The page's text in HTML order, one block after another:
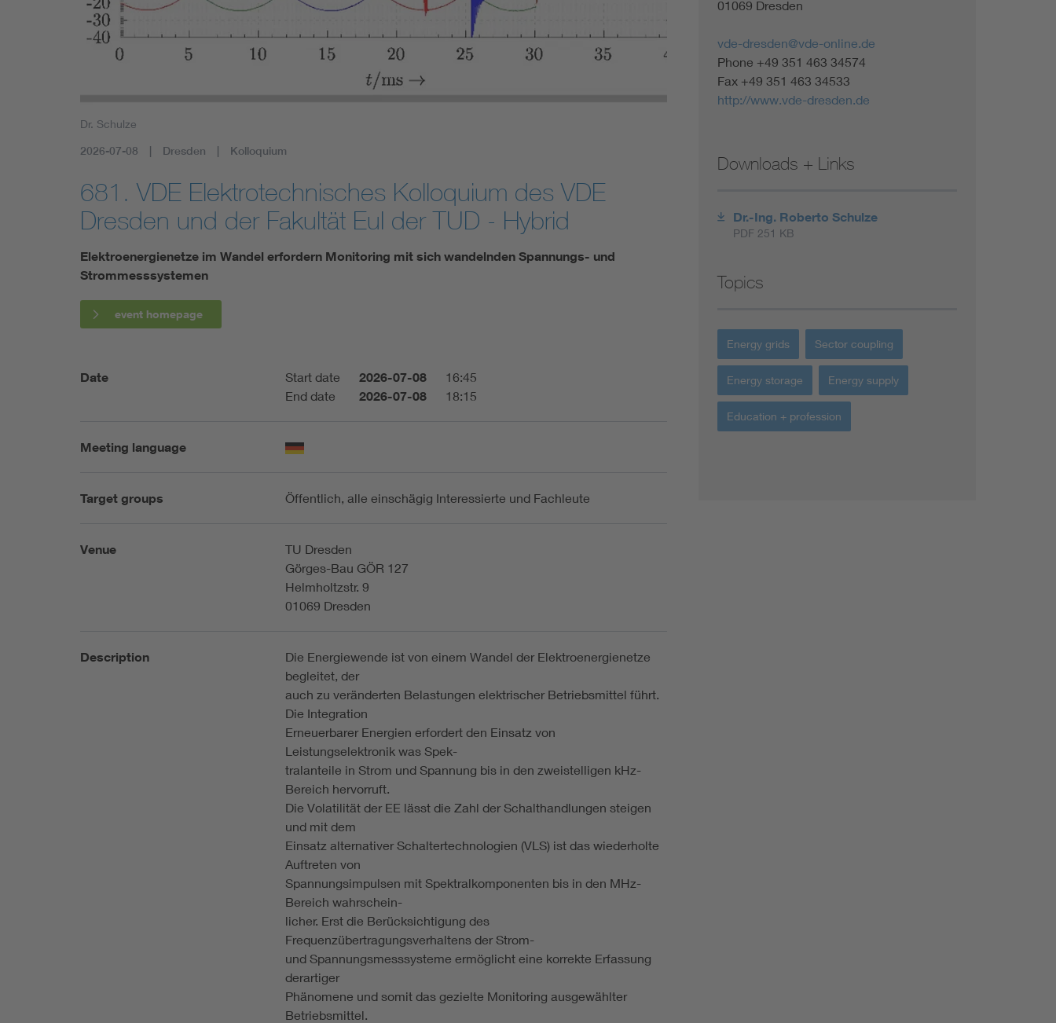
Health Digital Security
Dr. Schulze
2026-07-08 Dresden Kolloquium
681. VDE Elektrotechnisches Kolloquium des VDE
Dresden und der Fakultät EuI der TUD - Hybrid
Elektroenergienetze im Wandel erfordern Monitoring mit sich wandelnden Spannungs- und
Strommesssystemen
event homepage
Date Start date 2026-07-08
16:45
End date
2026-07-08 18:15
Meeting language
Target groups Öffentlich, alle einschägig Interessierte und Fachleute
Venue
TU Dresden
Görges-Bau GÖR 127
Helmholtzstr. 9
01069 Dresden
Description
Die Energiewende ist von einem Wandel der Elektroenergienetze
begleitet, der
auch zu veränderten Belastungen elektrischer Betriebsmittel führt.
Die Integration
Erneuerbarer Energien erfordert den Einsatz von
Leistungselektronik was Spek-
tralanteile in Strom und Spannung bis in den zweistelligen kHz-
Bereich hervorruft.
Die Volatilität der EE lässt die Zahl der Schalthandlungen steigen
und mit dem
Einsatz alternativer Schaltertechnologien (VLS) ist das wiederholte
Auftreten von
Spannungsimpulsen mit Spektralkomponenten bis in den MHz-
Bereich wahrschein-
licher. Erst die Berücksichtigung des
Frequenzübertragungsverhaltens der Strom-
und Spannungsmesssysteme ermöglicht eine korrekte Erfassung
derartiger
Phänomene und somit das gezielte Monitoring ausgewählter
Betriebsmittel.
01069 Dresden
vde-dresden@vde-online.de
Phone +49 351 463 34574
Fax +49 351 463 34533
http://www.vde-dresden.de
Downloads + Links
Dr.-Ing. Roberto Schulze
PDF 251 KB
Topics
Energy grids Sector coupling
Energy storage Energy supply
Education + profession